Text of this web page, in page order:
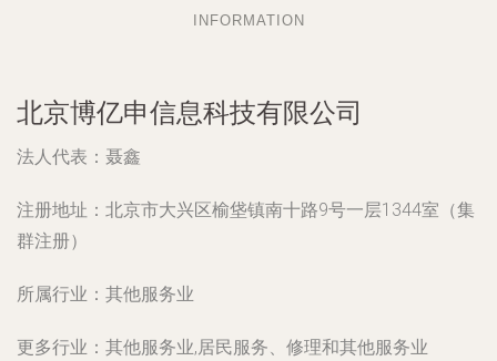
INFORMATION
北京博亿申信息科技有限公司
法人代表： 聂鑫
注册地址： 北京市大兴区榆垡镇南十路9号一层1344室（集
群注册）
所属行业： 其他服务业
更多行业： 其他服务业,居民服务、修理和其他服务业